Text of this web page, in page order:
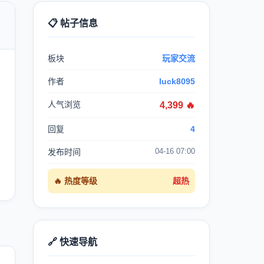
📋 帖子信息
板块 玩家交流
作者 luck8095
人气浏览 4,399 🔥
回复 4
发布时间 04-16 07:00
🔥 热度等级 超热
🔗 快速导航